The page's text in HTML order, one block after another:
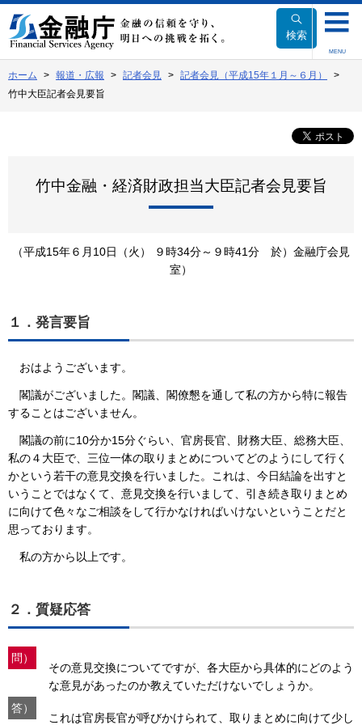
文
へ
動
検索
MENU
ホーム 報道・広報 記者会見
記者会見（平成15年１月～６月）
竹中大臣記者会見要旨
竹中金融・経済財政担当大臣記者会見要旨
（平成15年６月10日（火） ９時34分～９時41分 於）金融庁会見
室）
１．発言要旨
おはようございます。
閣議がございました。閣議、閣僚懇を通して私の方から特に報告
することはございません。
閣議の前に10分か15分ぐらい、官房長官、財務大臣、総務大臣、
私の４大臣で、三位一体の取りまとめについてどのようにして行く
かという若干の意見交換を行いました。これは、今日結論を出すと
いうことではなくて、意見交換を行いまして、引き続き取りまとめ
に向けて色々なご相談をして行かなければいけないということだと
思っております。
私の方から以上です。
２．質疑応答
問）
その意見交換についてですが、各大臣から具体的にどのよう
な意見があったのか教えていただけないでしょうか。
答）
これは官房長官が呼びかけられて、取りまとめに向けて少し